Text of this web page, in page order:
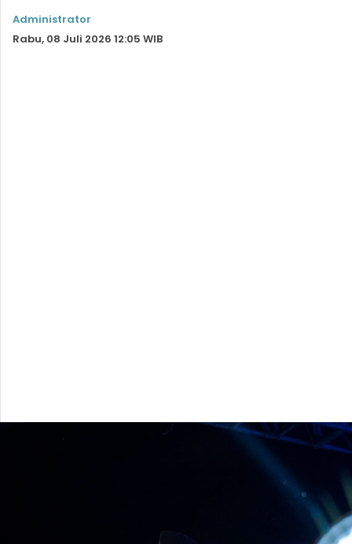
Administrator
Rabu, 08 Juli 2026 12:05 WIB